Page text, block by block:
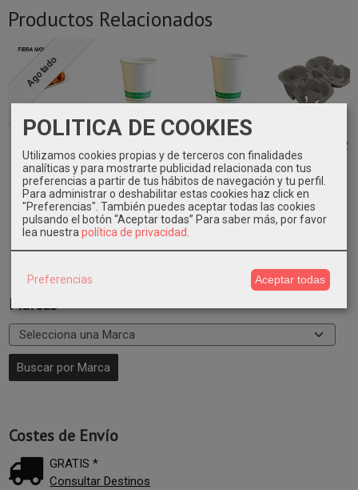
Marcas
Costes de Envío
GRATIS *
Consultar Destinos
Productos Relacionados
Agotado
Bandeja pulpa
70,05 €
Vasos
7,5oz 1000
uni....
41,56 €
Vasos
8oz 1000 uni....
48,09 €
divisible 4/2
160 uni.
33,89 €
POLITICA DE COOKIES
Utilizamos cookies propias y de terceros con finalidades
analíticas y para mostrarte publicidad relacionada con tus
preferencias a partir de tus hábitos de navegación y tu perfil.
Para administrar o deshabilitar estas cookies haz click en
"Preferencias". También puedes aceptar todas las cookies
pulsando el botón “Aceptar todas” Para saber más, por favor
lea nuestra política de privacidad
Preferencias Aceptar todas